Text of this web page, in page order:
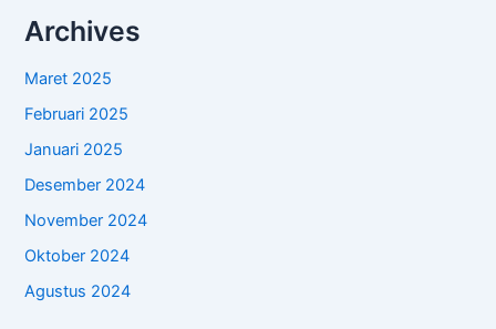
Archives
Maret 2025
Februari 2025
Januari 2025
Desember 2024
November 2024
Oktober 2024
Agustus 2024